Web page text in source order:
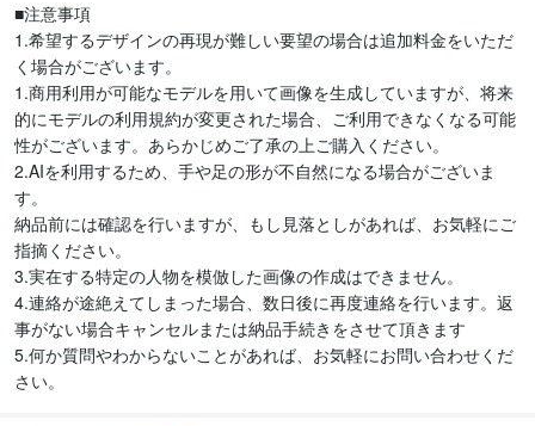
■注意事項
1.希望するデザインの再現が難しい要望の場合は追加料金をいただ
く場合がございます。
1.商用利用が可能なモデルを用いて画像を生成していますが、将来
的にモデルの利用規約が変更された場合、ご利用できなくなる可能
性がございます。あらかじめご了承の上ご購入ください。
2.AIを利用するため、手や足の形が不自然になる場合がございま
す。
納品前には確認を行いますが、もし見落としがあれば、お気軽にご
指摘ください。
3.実在する特定の人物を模倣した画像の作成はできません。
4.連絡が途絶えてしまった場合、数日後に再度連絡を行います。返
事がない場合キャンセルまたは納品手続きをさせて頂きます
5.何か質問やわからないことがあれば、お気軽にお問い合わせくだ
さい。